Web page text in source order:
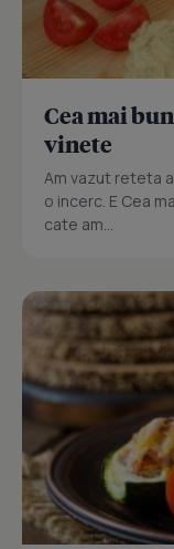
Cea mai
vinete
Am vazut reteta
o incerc. E Cea
cate am...